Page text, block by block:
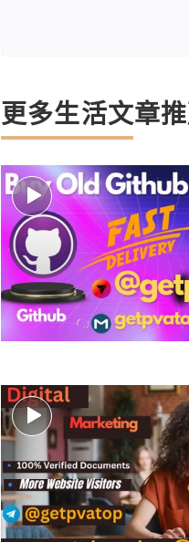
更多生活文章